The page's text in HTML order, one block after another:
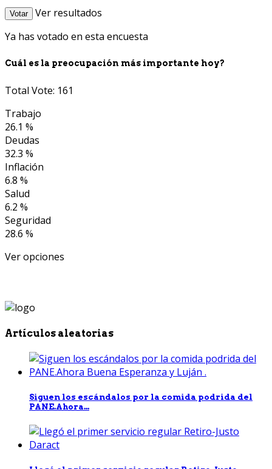
Votar
Ver resultados
Ya has votado en esta encuesta
Cuál es la preocupación más importante hoy?
Total Vote: 161
Trabajo
26.1 %
Deudas
32.3 %
Inflación
6.8 %
Salud
6.2 %
Seguridad
28.6 %
Ver opciones
Artículos aleatorias
Siguen los escándalos por la comida podrida del
PANE.Ahora...